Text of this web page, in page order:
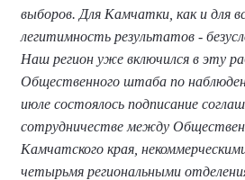
выборов. Для Камчатки, как и для
легитимность результатов -
Наш регион уже включился в эту
Общественного штаба по
июле состоялось подписание
сотрудничестве между
Камчатского края,
четырьмя региональными